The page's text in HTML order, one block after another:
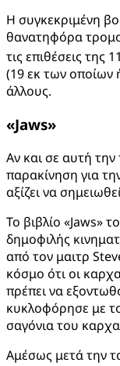
Η συγκεκριμένη
θανατηφόρα
τις επιθέσεις της 11
(19 εκ των οποίων
άλλους.
«Jaws»
Αν και σε αυτή
παρακίνηση για
αξίζει να
Το βιβλίο «Jaws»
δημοφιλής
από τον μαιτρ
κόσμο ότι οι
πρέπει να
κυκλοφόρησε με
σαγόνια του
Αμέσως μετά την